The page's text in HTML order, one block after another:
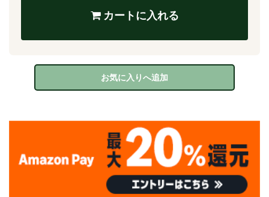
カートに入れる
お気に入りへ追加